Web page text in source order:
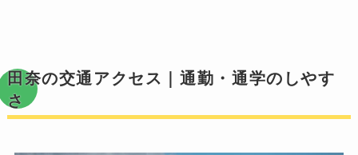
田奈の交通アクセス｜通勤・通学のしやす
さ